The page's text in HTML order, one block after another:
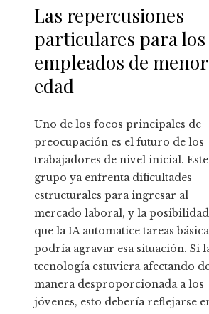
Las repercusiones
particulares para los
empleados de menor
edad
Uno de los focos principales de
preocupación es el futuro de los
trabajadores de nivel inicial. Este
grupo ya enfrenta dificultades
estructurales para ingresar al
mercado laboral, y la
que la IA automatice tareas
podría agravar esa situación. Si
tecnología estuviera afectando
manera desproporcionada a los
jóvenes, esto debería reflejarse